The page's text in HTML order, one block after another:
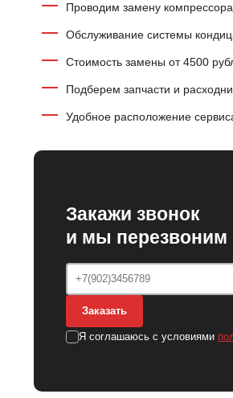
Проводим замену
Обслуживание системы
Стоимость замены от 4500
Подберем запчасти и
Удобное расположение
Закажи звонок
и мы перезвоним
Заказать
Я соглашаюсь с условиями